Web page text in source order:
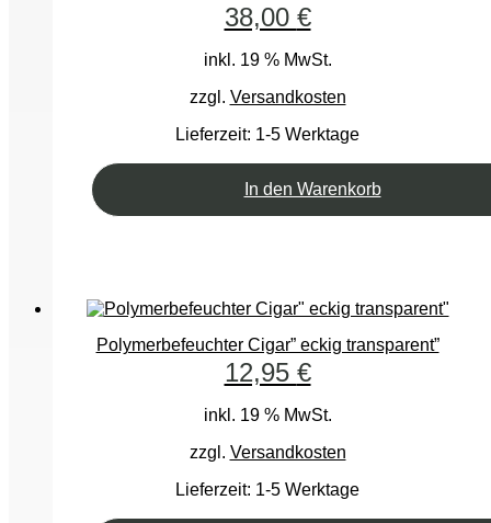
38,00 €
inkl. 19 % MwSt.
zzgl. Versandkosten
Lieferzeit: 1-5 Werktage
In den Warenkorb
Polymerbefeuchter Cigar” eckig transparent”
12,95 €
inkl. 19 % MwSt.
zzgl. Versandkosten
Lieferzeit: 1-5 Werktage